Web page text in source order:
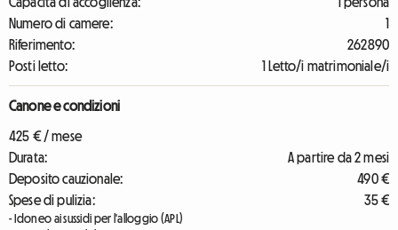
Numero di camere:
1
Riferimento:
262890
Posti letto:
1 Letto/i matrimoniale/i
Canone e condizioni
425 € / mese
Durata:
A partire da 2 mesi
Deposito cauzionale:
490 €
Spese di pulizia:
35 €
- Idoneo ai sussidi per l'alloggio (APL)